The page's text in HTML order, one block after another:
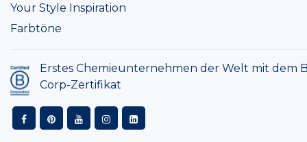
Your Style Inspiration
Farbtöne
Erstes Chemieunternehmen der Welt mit dem
Corp-Zertifikat